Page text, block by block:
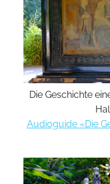
Die Geschichte
Audioguide «Die